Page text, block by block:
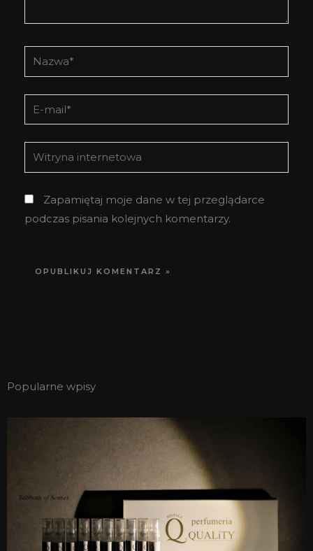
Nazwa*
E-
mail*
Witryna
internetowa
Zapamiętaj moje dane w tej przeglądarce
podczas pisania kolejnych komentarzy.
Popularne wpisy